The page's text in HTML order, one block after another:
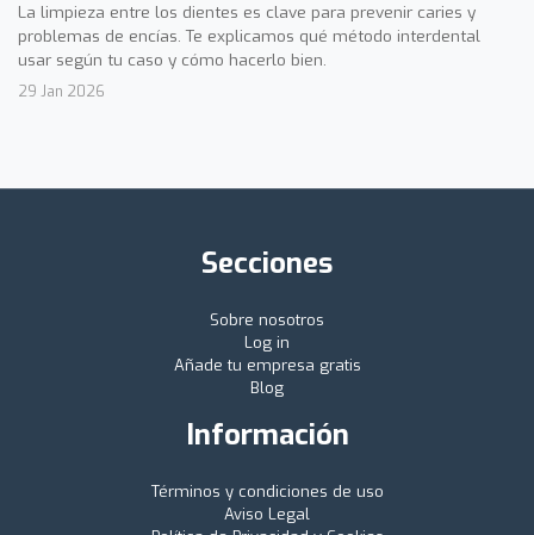
La limpieza entre los dientes es clave para prevenir caries y
problemas de encías. Te explicamos qué método interdental
usar según tu caso y cómo hacerlo bien.
29 Jan 2026
Secciones
Sobre nosotros
Log in
Añade tu empresa gratis
Blog
Información
Términos y condiciones de uso
Aviso Legal